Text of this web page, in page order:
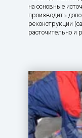
на основные
производить
реконструкции
расточительно и